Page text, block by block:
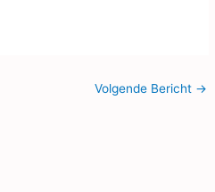
Volgende Bericht →